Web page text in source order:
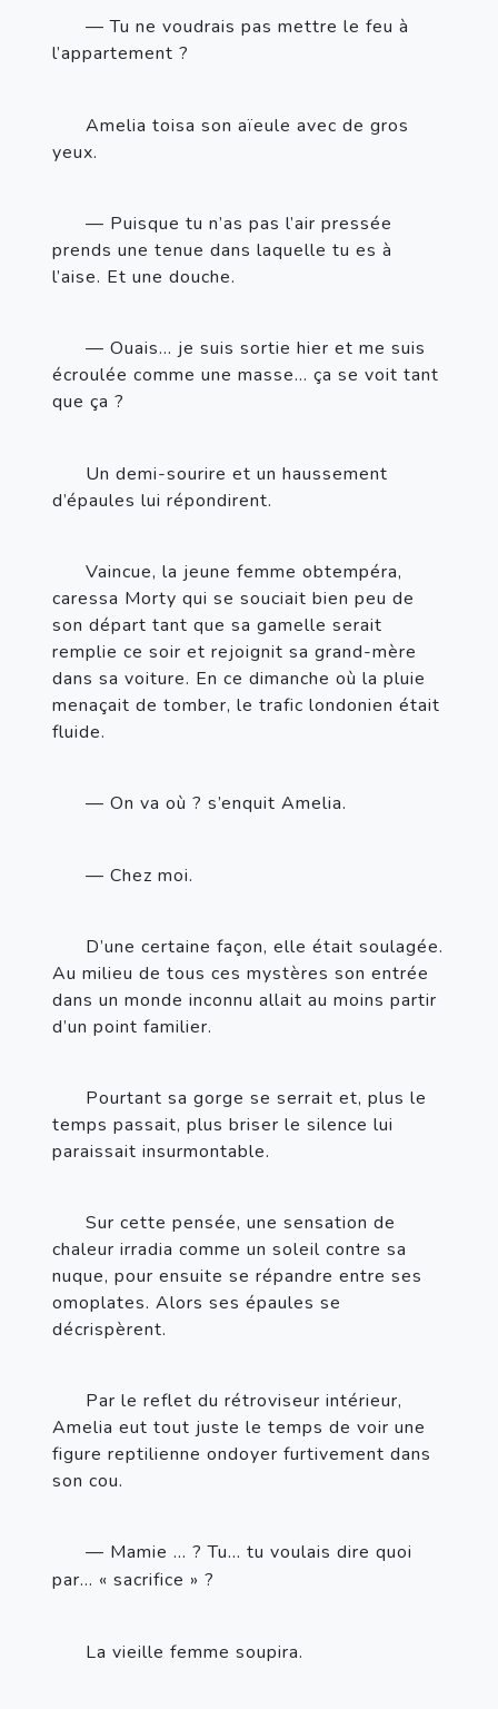
— Tu ne voudrais pas mettre le feu à
l’appartement ?
Amelia toisa son aïeule avec de gros
yeux.
— Puisque tu n’as pas l’air pressée
prends une tenue dans laquelle tu es à
l’aise. Et une douche.
— Ouais… je suis sortie hier et me suis
écroulée comme une masse… ça se voit tant
que ça ?
Un demi-sourire et un haussement
d’épaules lui répondirent.
Vaincue, la jeune femme obtempéra,
caressa Morty qui se souciait bien peu de
son départ tant que sa gamelle serait
remplie ce soir et rejoignit sa grand-mère
dans sa voiture. En ce dimanche où la pluie
menaçait de tomber, le trafic londonien était
fluide.
— On va où ? s’enquit Amelia.
— Chez moi.
D’une certaine façon, elle était soulagée.
Au milieu de tous ces mystères son entrée
dans un monde inconnu allait au moins partir
d’un point familier.
Pourtant sa gorge se serrait et, plus le
temps passait, plus briser le silence lui
paraissait insurmontable.
Sur cette pensée, une sensation de
chaleur irradia comme un soleil contre sa
nuque, pour ensuite se répandre entre ses
omoplates. Alors ses épaules se
décrispèrent.
Par le reflet du rétroviseur intérieur,
Amelia eut tout juste le temps de voir une
figure reptilienne ondoyer furtivement dans
son cou.
— Mamie … ? Tu… tu voulais dire quoi
par… « sacrifice » ?
La vieille femme soupira.